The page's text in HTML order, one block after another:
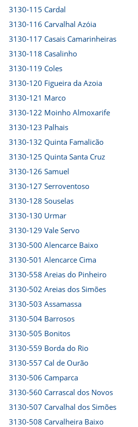
3130-115 Cardal
3130-116 Carvalhal Azóia
3130-117 Casais Camarinheiras
3130-118 Casalinho
3130-119 Coles
3130-120 Figueira da Azoia
3130-121 Marco
3130-122 Moinho Almoxarife
3130-123 Palhais
3130-132 Quinta Famalicão
3130-125 Quinta Santa Cruz
3130-126 Samuel
3130-127 Serroventoso
3130-128 Souselas
3130-130 Urmar
3130-129 Vale Servo
3130-500 Alencarce Baixo
3130-501 Alencarce Cima
3130-558 Areias do Pinheiro
3130-502 Areias dos Simões
3130-503 Assamassa
3130-504 Barrosos
3130-505 Bonitos
3130-559 Borda do Rio
3130-557 Cal de Ourão
3130-506 Camparca
3130-560 Carrascal dos Novos
3130-507 Carvalhal dos Simões
3130-508 Carvalheira Baixo